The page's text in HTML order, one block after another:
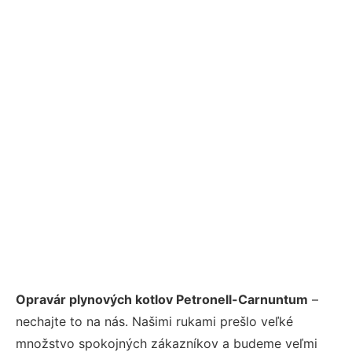
Opravár plynových kotlov Petronell-Carnuntum –
nechajte to na nás. Našimi rukami prešlo veľké
množstvo spokojných zákazníkov a budeme veľmi